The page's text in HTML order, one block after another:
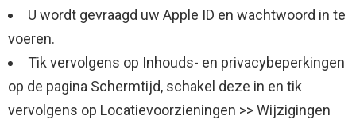
U wordt gevraagd uw Apple ID en wachtwoord in te
voeren.
Tik vervolgens op Inhouds- en privacybeperkingen
op de pagina Schermtijd, schakel deze in en tik
vervolgens op Locatievoorzieningen >> Wijzigingen